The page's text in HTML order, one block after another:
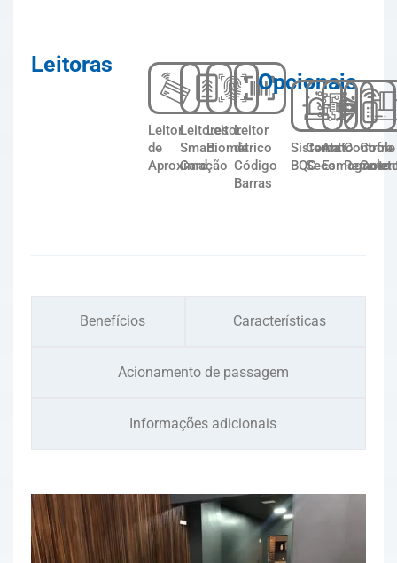
Leitoras
Leitor
de
Aproximação
Leitores
Smart
Card
Leitor
Biométrico
Leitor
de
Código
Barras
Opcionais
Sistema
BQC
Contato
Seco
AntiControle
Remoto
Cofre
Benefícios Características
Acionamento de passagem
Informações adicionais